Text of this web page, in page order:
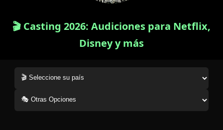
🎬 Casting 2026: Audiciones para Netflix,
Disney y más